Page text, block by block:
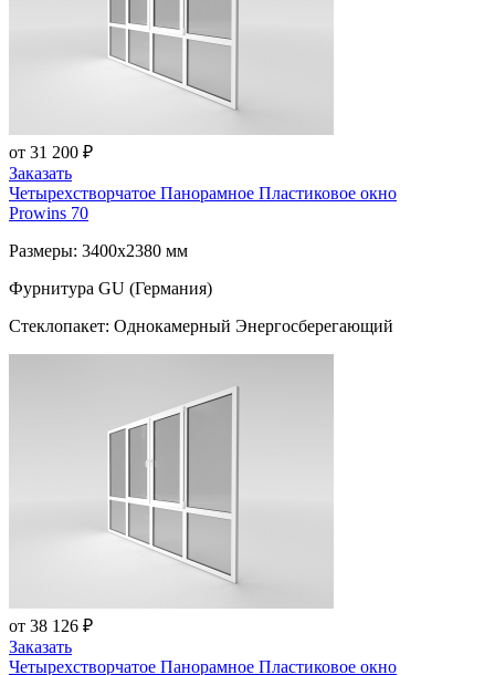
от 31 200 ₽
Заказать
Четырехстворчатое Панорамное Пластиковое окно
Prowins 70
Размеры: 3400x2380 мм
Фурнитура GU (Германия)
Стеклопакет: Однокамерный Энергосберегающий
от 38 126 ₽
Заказать
Четырехстворчатое Панорамное Пластиковое окно